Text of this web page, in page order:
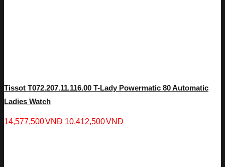
Tissot T072.207.11.116.00 T-Lady Powermatic 80 Automatic
Ladies Watch
14,577,500VNĐ 10,412,500VNĐ